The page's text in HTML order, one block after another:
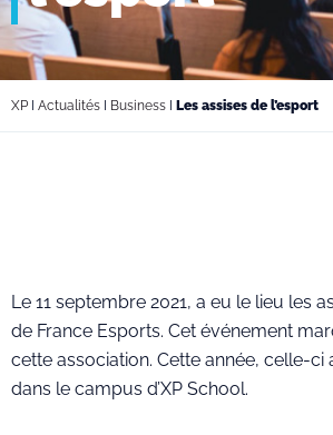
XP Actualités Business Les assises de l’esport
Le 11 septembre 2021, a eu le lieu les
de France Esports. Cet événement
cette association. Cette année, celle-ci
dans le campus d’XP School.